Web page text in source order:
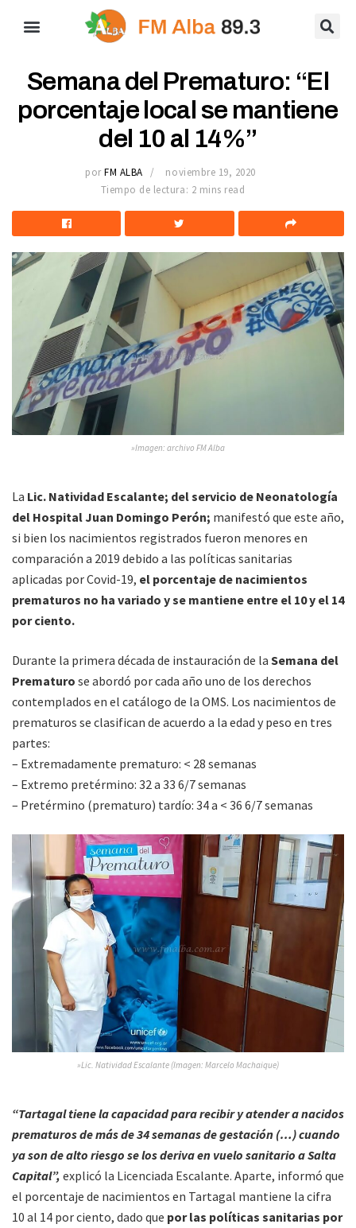
Semana del Prematuro: “El
porcentaje local se mantiene
del 10 al 14%”
por FM ALBA
noviembre 19, 2020
Tiempo de lectura: 2 mins read
»Imagen: archivo FM Alba
La Lic. Natividad Escalante; del servicio de Neonatología
del Hospital Juan Domingo Perón; manifestó que este año,
si bien los nacimientos registrados fueron menores en
comparación a 2019 debido a las políticas sanitarias
aplicadas por Covid-19, el porcentaje de nacimientos
prematuros no ha variado y se mantiene entre el 10 y el 14
por ciento.
Durante la primera década de instauración de la Semana del
Prematuro se abordó por cada año uno de los derechos
contemplados en el catálogo de la OMS. Los nacimientos de
prematuros se clasifican de acuerdo a la edad y peso en tres
partes:
– Extremadamente prematuro: < 28 semanas
– Extremo pretérmino: 32 a 33 6/7 semanas
– Pretérmino (prematuro) tardío: 34 a < 36 6/7 semanas
»Lic. Natividad Escalante (Imagen: Marcelo Machaique)
“Tartagal tiene la capacidad para recibir y atender a nacidos
prematuros de más de 34 semanas de gestación (…) cuando
ya son de alto riesgo se los deriva en vuelo sanitario a Salta
Capital”, explicó la Licenciada Escalante. Aparte, informó que
el porcentaje de nacimientos en Tartagal mantiene la cifra
10 al 14 por ciento, dado que por las políticas sanitarias por